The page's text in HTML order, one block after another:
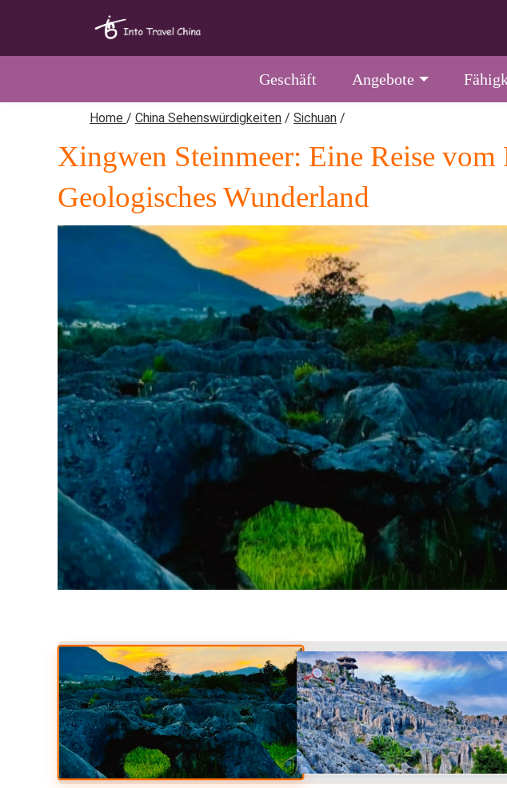
Geschäft Angebote
Home / China Sehenswürdigkeiten / Sichuan /
Xingwen Steinmeer: Eine Reise
Geologisches Wunderland